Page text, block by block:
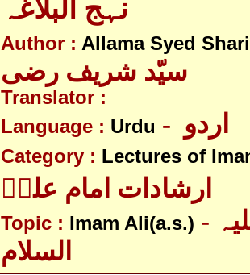
Author : Allama Syed
سیّد شریف رضی
Translator :
Language : Urdu
Category : Lectures of
ارشادات امام علیؑ
Topic : Imam Ali(a.s.) - امام علی علیہ